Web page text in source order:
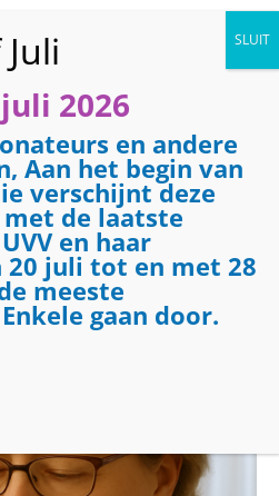
2026
en andere
Aan het begin van
verschijnt deze
de laatste
en haar
juli tot en met 28
meeste
gaan door.